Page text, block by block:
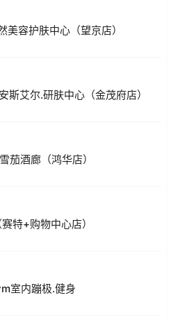
美容护肤中心（望京店）
斯艾尔.研肤中心（金茂府店）
茄酒廊（鸿华店）
特+购物中心店）
室内蹦极.健身